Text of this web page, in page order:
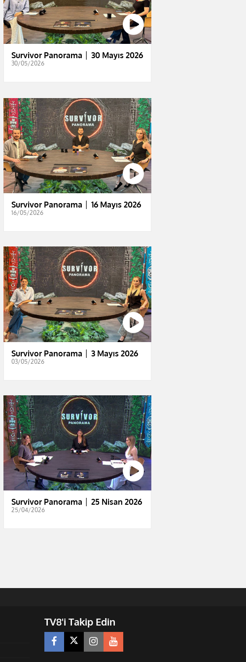
Survivor Panorama │ 30 Mayıs 2026
30/05/2026
Survivor Panorama │ 16 Mayıs 2026
16/05/2026
Survivor Panorama │ 3 Mayıs 2026
03/05/2026
Survivor Panorama │ 25 Nisan 2026
25/04/2026
TV8'i Takip Edin